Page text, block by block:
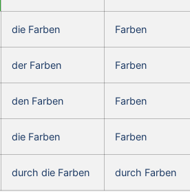
die Farben Farben
der Farben Farben
den Farben Farben
die Farben Farben
durch die Farben durch Farben